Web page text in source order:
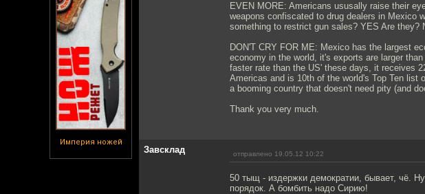
Империя ножей
EVEN MORE: Americans ususally raise their
weapons confiscated to drug dealers in Mexico
something to restrict gun sales? YES Are
DON'T CRY FOR ME: Mexico has the largest
economy in the world, it's exports are larger
faster rate than the US' these days, it receives
Americas and is 10th of the world's Top Ten
a booming country that doesn't need pity (and
Thank you very much.
Завсклад отправлено 19.05.12 10:22
50 тыщ - издержки демократии, бывает, чё.
порядок. А бомбить надо Сирию!